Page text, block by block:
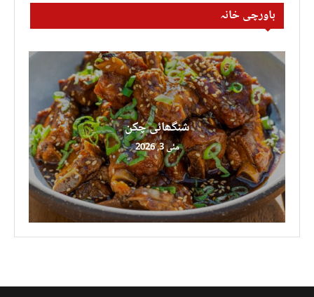
باورچی خانہ
شنگھائی چکن
مئی 3, 2026